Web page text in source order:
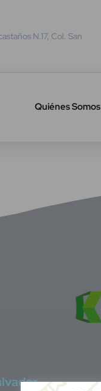
N.17, Col. San
Quiénes Somos